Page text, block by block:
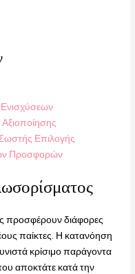
Αξιοποίησης
Επιλογής
Προσφορών
προσφέρουν διάφορες
παίκτες. Η κατανόηση
κρίσιμο παράγοντα
αποκτάτε κατά την